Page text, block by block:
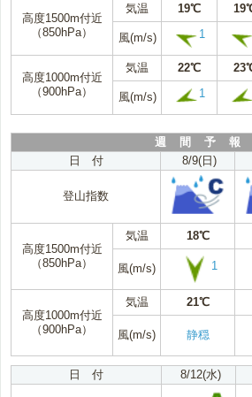
高度1500m付近
（850hPa）
気温 19℃
風(m/s) 1
高度1000m付近
（900hPa）
気温 22℃
風(m/s) 1
週 間 予 報
日 付
8/9(日)
登山指数
高度1500m付近
（850hPa）
気温 18℃
風(m/s) 1
高度1000m付近
（900hPa）
気温 21℃
風(m/s) 静穏
日 付 8/12(水)